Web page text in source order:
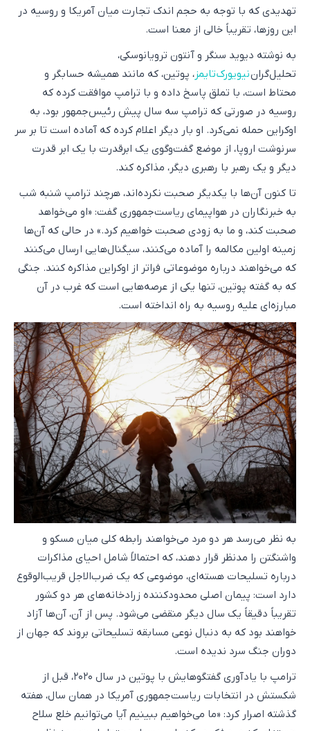
تهدیدی که با توجه به حجم اندک تجارت میان آمریکا و روسیه در
این روزها، تقریباً خالی از معنا است.
به نوشته دیوید سنگر و آنتون ترویانوسکی،
تحلیل‌گراننیویورک‌تایمز، پوتین، که مانند همیشه حسابگر و
محتاط است، با تملق پاسخ داده و با ترامپ موافقت کرده که
روسیه در صورتی که ترامپ سه سال پیش رئیس‌جمهور بود، به
اوکراین حمله نمی‌کرد. او بار دیگر اعلام کرده که آماده است تا بر سر
سرنوشت اروپا، از موضع گفت‌وگوی یک ابرقدرت با یک ابر قدرت
دیگر و یک رهبر با رهبری دیگر، مذاکره کند.
تا کنون آن‌ها با یکدیگر صحبت نکرده‌اند، هرچند ترامپ شنبه شب
به خبرنگاران در هواپیمای ریاست‌جمهوری گفت: «او می‌خواهد
صحبت کند، و ما به زودی صحبت خواهیم کرد.» در حالی که آن‌ها
زمینه اولین مکالمه را آماده می‌کنند، سیگنال‌هایی ارسال می‌کنند
که می‌خواهند درباره موضوعاتی فراتر از اوکراین مذاکره کنند. جنگی
که به گفته پوتین، تنها یکی از عرصه‌هایی است که غرب در آن
مبارزه‌ای علیه روسیه به راه انداخته است.
به نظر می‌رسد هر دو مرد می‌خواهند رابطه کلی میان مسکو و
واشنگتن را مدنظر قرار دهند، که احتمالاً شامل احیای مذاکرات
درباره تسلیحات هسته‌ای، موضوعی که یک ضرب‌الاجل قریب‌الوقوع
دارد است: پیمان اصلی محدودکننده زرادخانه‌های هر دو کشور
تقریباً دقیقاً یک سال دیگر منقضی می‌شود. پس از آن، آن‌ها آزاد
خواهند بود که به دنبال نوعی مسابقه تسلیحاتی بروند که جهان از
دوران جنگ سرد ندیده است.
ترامپ با یادآوری گفتگوهایش با پوتین در سال ۲۰۲۰، قبل از
شکستش در انتخابات ریاست‌جمهوری آمریکا در همان سال، هفته
گذشته اصرار کرد: «ما می‌خواهیم ببینیم آیا می‌توانیم خلع سلاح